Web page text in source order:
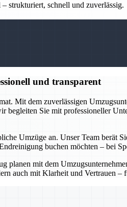
strukturiert, schnell und zuverlässig.
und transparent
Mit dem zuverlässigen
Sie mit professioneller
Umzüge an. Unser Team berät
buchen möchten – bei
mit dem
auch mit Klarheit und Vertrauen –